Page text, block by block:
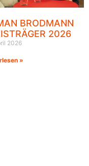
BRODMANN
2026
2026
»